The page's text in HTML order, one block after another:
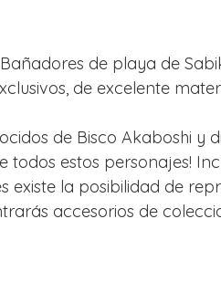
de playa de
de excelente
de Bisco Akaboshi y
todos estos personajes!
existe la posibilidad de
accesorios de